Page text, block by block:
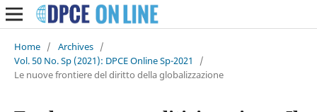
Home / Archives /
Vol. 50 No. Sp (2021): DPCE Online Sp-2021
/
Le nuove frontiere del diritto della globalizzazione